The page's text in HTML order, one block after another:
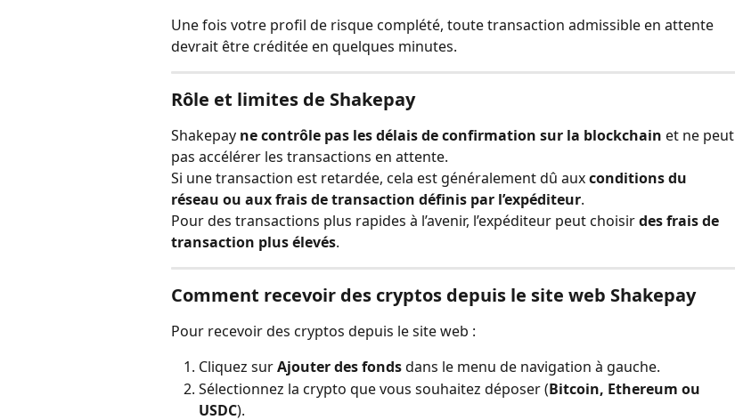
Une fois votre profil de risque complété, toute transaction admissible en attente
devrait être créditée en quelques minutes.
Rôle et limites de Shakepay
Shakepay ne contrôle pas les délais de confirmation sur la blockchain et ne peut
pas accélérer les transactions en attente.
Si une transaction est retardée, cela est généralement dû aux conditions du
réseau ou aux frais de transaction définis par l’expéditeur.
Pour des transactions plus rapides à l’avenir, l’expéditeur peut choisir des frais de
transaction plus élevés.
Comment recevoir des cryptos depuis le site web Shakepay
Pour recevoir des cryptos depuis le site web :
Cliquez sur Ajouter des fonds dans le menu de navigation à gauche.
Sélectionnez la crypto que vous souhaitez déposer (Bitcoin, Ethereum ou
USDC).